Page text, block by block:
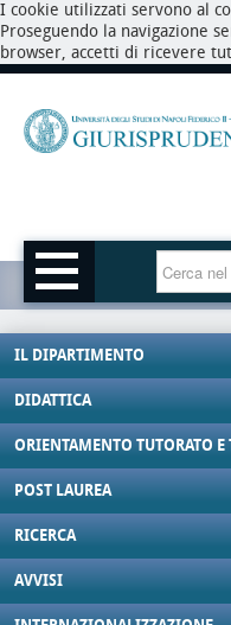
I cookie utilizzati servono al
Proseguendo la navigazione
browser, accetti di ricevere
IL DIPARTIMENTO
DIDATTICA
ORIENTAMENTO TUTORATO
POST LAUREA
RICERCA
AVVISI